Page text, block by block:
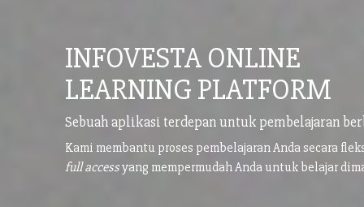
INFOVESTA ONLINE
LEARNING PLATFORM
Sebuah aplikasi terdepan untuk pembelajaran
Kami membantu proses pembelajaran Anda secara
full accessyang mempermudah Anda untuk belajar